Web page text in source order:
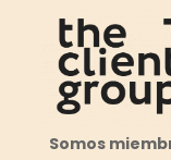
Somos